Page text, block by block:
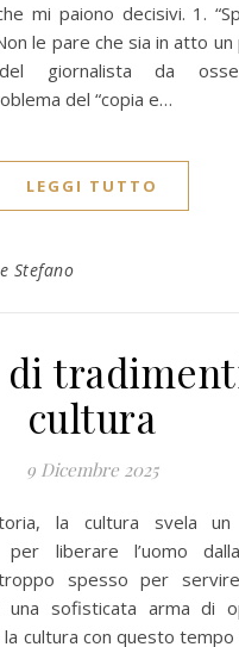
mi paiono decisivi. 1.
le pare che sia in atto
del giornalista da
del “copia e…
LEGGI TUTTO
Stefano
di
cultura
9 Dicembre 2025
per liberare l’uomo
spesso per
una sofisticata arma di
la cultura con questo tempo